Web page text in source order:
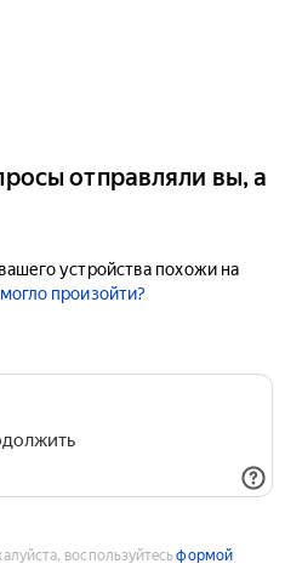
отправляли вы, а
устройства похожи на
произойти?
воспользуйтесьформой